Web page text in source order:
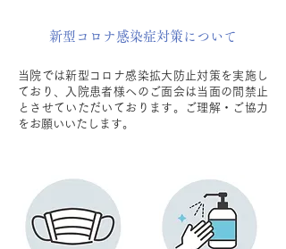
新型コロナ感染症対策について
当院では新型コロナ感染拡大防止対策を実施し
ており、入院患者様へのご面会は当面の間禁止
とさせていただいております。ご理解・ご協力
をお願いいたします。